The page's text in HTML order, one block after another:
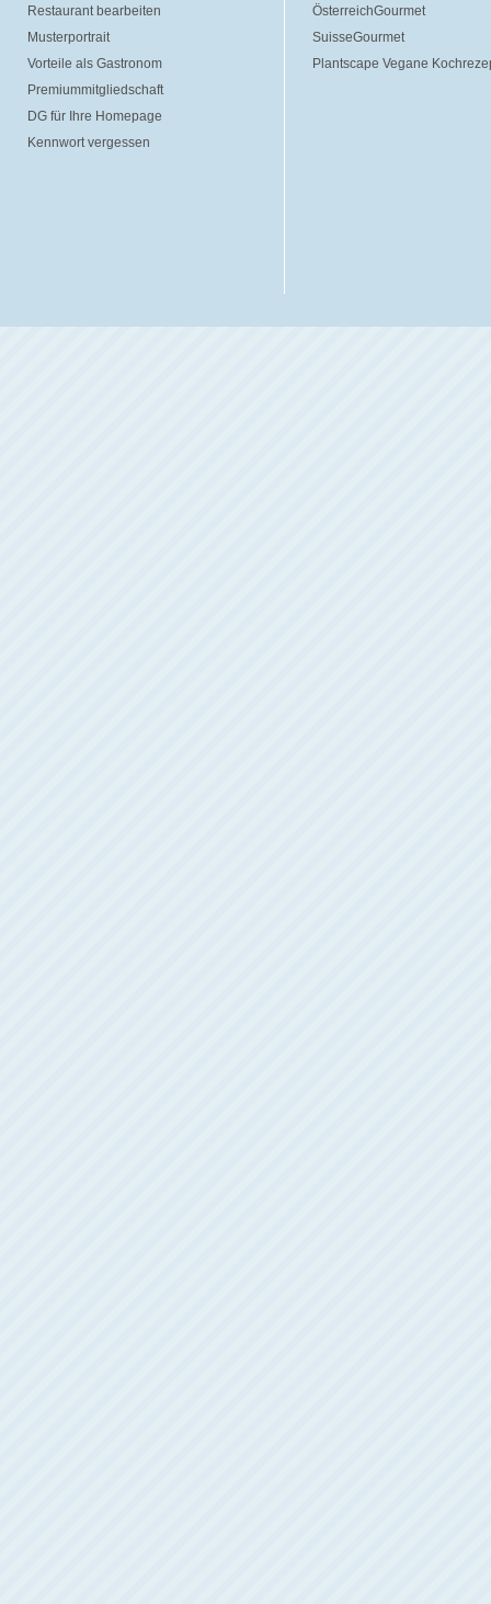
Restaurant bearbeiten
Musterportrait
Vorteile als Gastronom
Premiummitgliedschaft
DG für Ihre Homepage
Kennwort vergessen
ÖsterreichGourmet
SuisseGourmet
Plantscape Vegane